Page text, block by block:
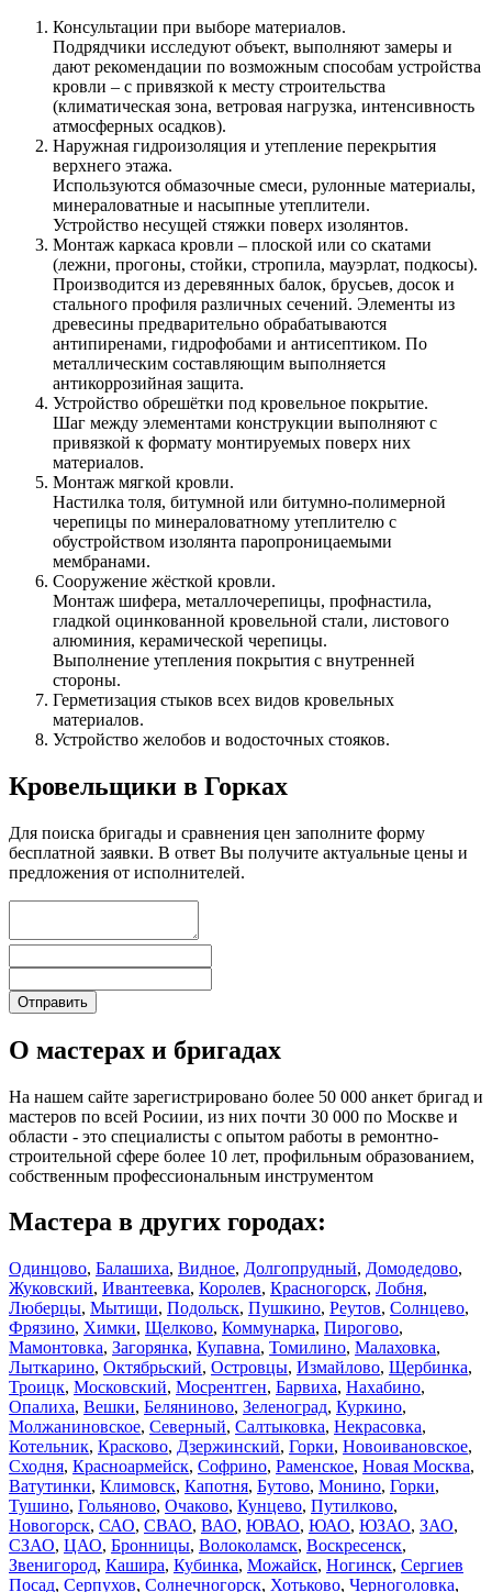
Консультации при выборе материалов.
Подрядчики исследуют объект, выполняют замеры и
дают рекомендации по возможным способам устройства
кровли – с привязкой к месту строительства
(климатическая зона, ветровая нагрузка, интенсивность
атмосферных осадков).
Наружная гидроизоляция и утепление перекрытия
верхнего этажа.
Используются обмазочные смеси, рулонные материалы,
минераловатные и насыпные утеплители.
Устройство несущей стяжки поверх изолянтов.
Монтаж каркаса кровли – плоской или со скатами
(лежни, прогоны, стойки, стропила, мауэрлат, подкосы).
Производится из деревянных балок, брусьев, досок и
стального профиля различных сечений. Элементы из
древесины предварительно обрабатываются
антипиренами, гидрофобами и антисептиком. По
металлическим составляющим выполняется
антикоррозийная защита.
Устройство обрешётки под кровельное покрытие.
Шаг между элементами конструкции выполняют с
привязкой к формату монтируемых поверх них
материалов.
Монтаж мягкой кровли.
Настилка толя, битумной или битумно-полимерной
черепицы по минераловатному утеплителю с
обустройством изолянта паропроницаемыми
мембранами.
Сооружение жёсткой кровли.
Монтаж шифера, металлочерепицы, профнастила,
гладкой оцинкованной кровельной стали, листового
алюминия, керамической черепицы.
Выполнение утепления покрытия с внутренней
стороны.
Герметизация стыков всех видов кровельных
материалов.
Устройство желобов и водосточных стояков.
Кровельщики в Горках
Для поиска бригады и сравнения цен заполните форму
бесплатной заявки. В ответ Вы получите актуальные цены и
предложения от исполнителей.
О мастерах и бригадах
На нашем сайте зарегистрировано более 50 000 анкет бригад и
мастеров по всей Росиии, из них почти 30 000 по Москве и
области - это специалисты с опытом работы в ремонтно-
строительной сфере более 10 лет, профильным образованием,
собственным профессиональным инструментом
Мастера в других городах:
Одинцово, Балашиха, Видное, Долгопрудный, Домодедово,
Жуковский, Ивантеевка, Королев, Красногорск, Лобня,
Люберцы, Мытищи, Подольск, Пушкино, Реутов, Солнцево,
Фрязино, Химки, Щелково, Коммунарка, Пирогово,
Мамонтовка, Загорянка, Купавна, Томилино, Малаховка,
Лыткарино, Октябрьский, Островцы, Измайлово, Щербинка,
Троицк, Московский, Мосрентген, Барвиха, Нахабино,
Опалиха, Вешки, Беляниново, Зеленоград, Куркино,
Молжаниновское, Северный, Салтыковка, Некрасовка,
Котельник, Красково, Дзержинский, Горки, Новоивановское,
Сходня, Красноармейск, Софрино, Раменское, Новая Москва,
Ватутинки, Климовск, Капотня, Бутово, Монино, Горки,
Тушино, Гольяново, Очаково, Кунцево, Путилково,
Новогорск, САО, СВАО, ВАО, ЮВАО, ЮАО, ЮЗАО, ЗАО,
СЗАО, ЦАО, Бронницы, Волоколамск, Воскресенск,
Звенигород, Кашира, Кубинка, Можайск, Ногинск, Сергиев
Посад, Серпухов, Солнечногорск, Хотьково, Черноголовка,